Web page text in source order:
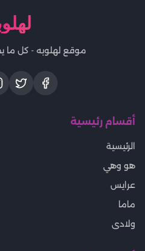
موقع لهلوبه - كل ما
أقسام رئيسية
الرئيسية
هو وهي
عرايس
ماما
ولادى